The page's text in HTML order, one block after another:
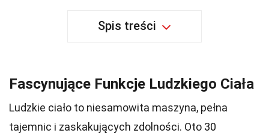
Spis treści
Fascynujące Funkcje Ludzkiego Ciała
Ludzkie ciało to niesamowita maszyna, pełna
tajemnic i zaskakujących zdolności. Oto 30